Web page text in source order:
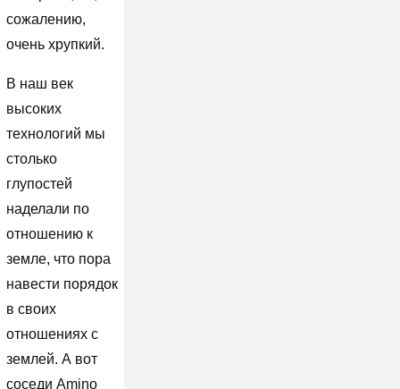
сожалению,
очень хрупкий.
В наш век
высоких
технологий мы
столько
глупостей
наделали по
отношению к
земле, что пора
навести порядок
в своих
отношениях с
землей. А вот
соседи Amino